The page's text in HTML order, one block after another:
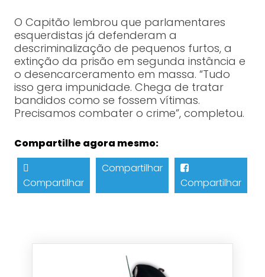
O Capitão lembrou que parlamentares
esquerdistas já defenderam a
descriminalização de pequenos furtos, a
extinção da prisão em segunda instância e
o desencarceramento em massa. “Tudo
isso gera impunidade. Chega de tratar
bandidos como se fossem vítimas.
Precisamos combater o crime”, completou.
Compartilhe agora mesmo:
Compartilhar
Compartilhar
Compartilhar